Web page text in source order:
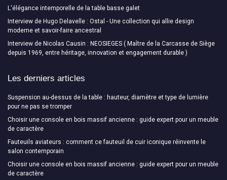
L'élégance intemporelle de la table basse galet
Interview de Hugo Delavelle : Ostal - Une collection qui allie design
moderne et savoir-faire ancestral
Interview de Nicolas Causin : NEOSIEGES ( Maître de la Carcasse de Siège
depuis 1969, entre héritage, innovation et engagement durable )
Les derniers articles
Suspension au-dessus de la table : hauteur, diamètre et type de lumière
pour ne pas se tromper
Choisir une console en bois massif ancienne : guide expert pour un meuble
de caractère
Fauteuils aviateurs : comment ce fauteuil de cuir iconique réinvente le
salon contemporain
Choisir une console en bois massif ancienne : guide expert pour un meuble
de caractère